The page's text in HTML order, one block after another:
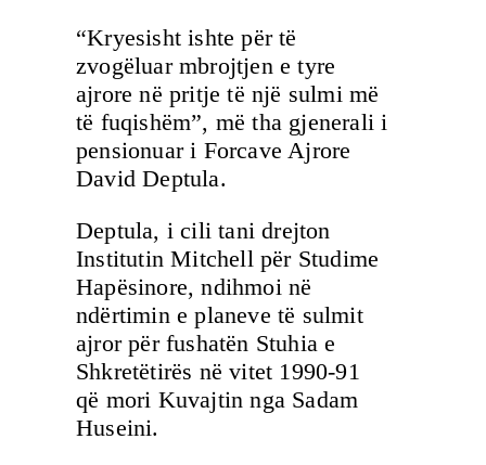
“Kryesisht ishte për të
zvogëluar mbrojtjen e tyre
ajrore në pritje të një sulmi më
të fuqishëm”, më tha gjenerali i
pensionuar i Forcave Ajrore
David Deptula.
Deptula, i cili tani drejton
Institutin Mitchell për Studime
Hapësinore, ndihmoi në
ndërtimin e planeve të sulmit
ajror për fushatën Stuhia e
Shkretëtirës në vitet 1990-91
që mori Kuvajtin nga Sadam
Huseini.